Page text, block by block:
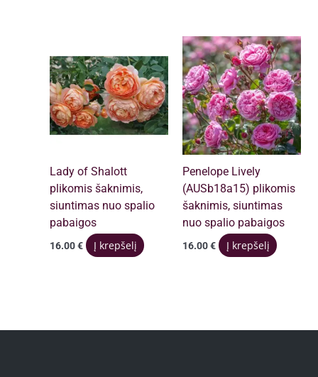
Lady of Shalott
plikomis šaknimis,
siuntimas nuo spalio
pabaigos
16.00€ Į krepšelį
Penelope Lively
(AUSb18a15) plikomis
šaknimis, siuntimas
nuo spalio pabaigos
16.00€ Į krepšelį